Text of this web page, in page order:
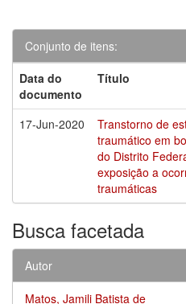
Conjunto de itens:
Data do
documento
Título
17-Jun-2020
Transtorno de
traumático em
do Distrito
exposição a
traumáticas
Busca facetada
Autor
Matos, Jamili Batista de